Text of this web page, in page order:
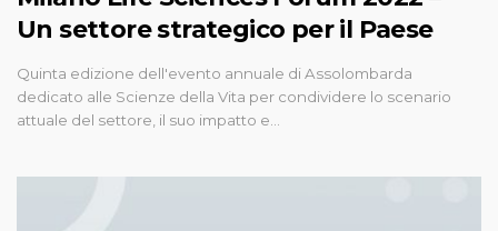
Un settore strategico per il Paese
Quinta edizione dell'evento annuale di Assolombarda
dedicato alle Scienze della Vita per condividere lo scenario
attuale del settore, il suo impatto e…